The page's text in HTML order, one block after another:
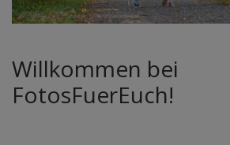
Willkommen bei
FotosFuerEuch!